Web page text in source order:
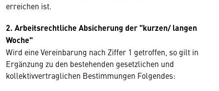
erreichen ist.
2. Arbeitsrechtliche Absicherung der "kurzen/ langen
Woche"
Wird eine Vereinbarung nach Ziffer 1 getroffen, so gilt in
Ergänzung zu den bestehenden gesetz­lichen und
kollektivvertraglichen Bestimmungen Fol­gendes: